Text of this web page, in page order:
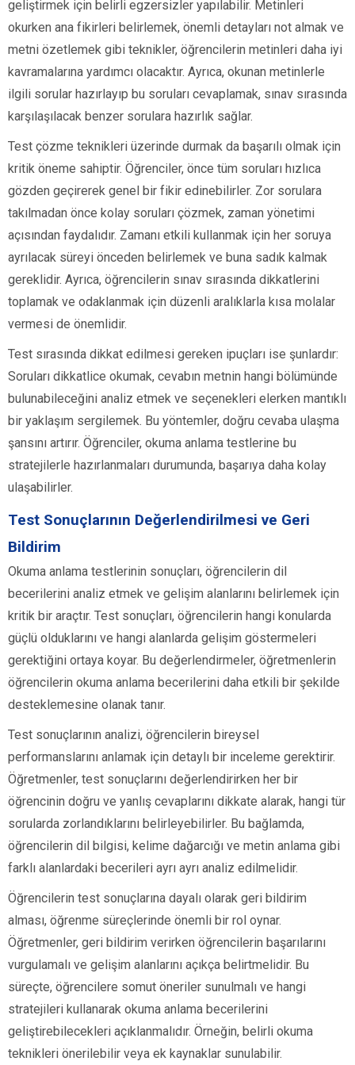
geliştirmek için belirli egzersizler yapılabilir. Metinleri
okurken ana fikirleri belirlemek, önemli detayları not almak ve
metni özetlemek gibi teknikler, öğrencilerin metinleri daha iyi
kavramalarına yardımcı olacaktır. Ayrıca, okunan metinlerle
ilgili sorular hazırlayıp bu soruları cevaplamak, sınav sırasında
karşılaşılacak benzer sorulara hazırlık sağlar.
Test çözme teknikleri üzerinde durmak da başarılı olmak için
kritik öneme sahiptir. Öğrenciler, önce tüm soruları hızlıca
gözden geçirerek genel bir fikir edinebilirler. Zor sorulara
takılmadan önce kolay soruları çözmek, zaman yönetimi
açısından faydalıdır. Zamanı etkili kullanmak için her soruya
ayrılacak süreyi önceden belirlemek ve buna sadık kalmak
gereklidir. Ayrıca, öğrencilerin sınav sırasında dikkatlerini
toplamak ve odaklanmak için düzenli aralıklarla kısa molalar
vermesi de önemlidir.
Test sırasında dikkat edilmesi gereken ipuçları ise şunlardır:
Soruları dikkatlice okumak, cevabın metnin hangi bölümünde
bulunabileceğini analiz etmek ve seçenekleri elerken mantıklı
bir yaklaşım sergilemek. Bu yöntemler, doğru cevaba ulaşma
şansını artırır. Öğrenciler, okuma anlama testlerine bu
stratejilerle hazırlanmaları durumunda, başarıya daha kolay
ulaşabilirler.
Test Sonuçlarının Değerlendirilmesi ve Geri
Bildirim
Okuma anlama testlerinin sonuçları, öğrencilerin dil
becerilerini analiz etmek ve gelişim alanlarını belirlemek için
kritik bir araçtır. Test sonuçları, öğrencilerin hangi konularda
güçlü olduklarını ve hangi alanlarda gelişim göstermeleri
gerektiğini ortaya koyar. Bu değerlendirmeler, öğretmenlerin
öğrencilerin okuma anlama becerilerini daha etkili bir şekilde
desteklemesine olanak tanır.
Test sonuçlarının analizi, öğrencilerin bireysel
performanslarını anlamak için detaylı bir inceleme gerektirir.
Öğretmenler, test sonuçlarını değerlendirirken her bir
öğrencinin doğru ve yanlış cevaplarını dikkate alarak, hangi tür
sorularda zorlandıklarını belirleyebilirler. Bu bağlamda,
öğrencilerin dil bilgisi, kelime dağarcığı ve metin anlama gibi
farklı alanlardaki becerileri ayrı ayrı analiz edilmelidir.
Öğrencilerin test sonuçlarına dayalı olarak geri bildirim
alması, öğrenme süreçlerinde önemli bir rol oynar.
Öğretmenler, geri bildirim verirken öğrencilerin başarılarını
vurgulamalı ve gelişim alanlarını açıkça belirtmelidir. Bu
süreçte, öğrencilere somut öneriler sunulmalı ve hangi
stratejileri kullanarak okuma anlama becerilerini
geliştirebilecekleri açıklanmalıdır. Örneğin, belirli okuma
teknikleri önerilebilir veya ek kaynaklar sunulabilir.